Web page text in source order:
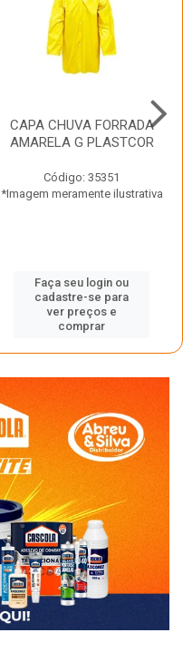
CAPA CHUVA FORRADA
AMARELA G PLASTCOR
Código: 35351
*Imagem meramente ilustrativa
Faça seu login ou
cadastre-se para
ver preços e
comprar